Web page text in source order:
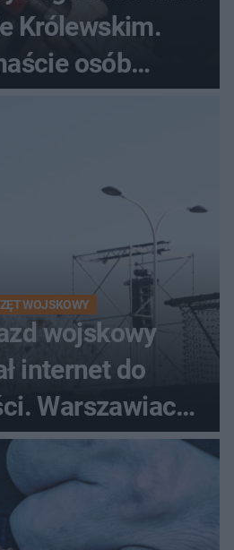
Królewskim.
osób
lądował
WOJSKOWY
wojskowy
internet do
Warszawiacy
to Mad Max!